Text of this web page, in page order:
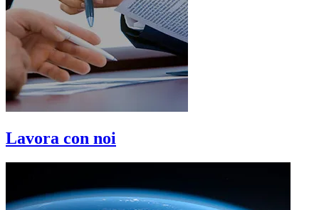
Lavora con noi